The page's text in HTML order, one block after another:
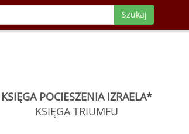
Szukaj
KSIĘGA POCIESZENIA IZRAELA*
KSIĘGA TRIUMFU